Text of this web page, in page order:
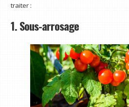
traiter :
1. Sous-arrosage